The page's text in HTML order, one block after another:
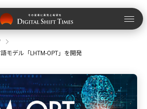
モデル「LHTM-OPT」を開発